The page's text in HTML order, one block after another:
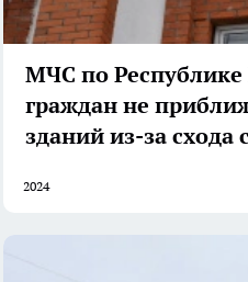
МЧС по
граждан не
зданий из-за схода
2024